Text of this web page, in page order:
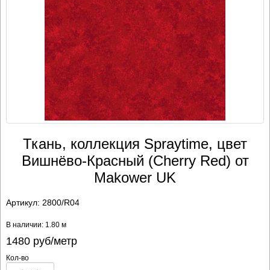
Ткань, коллекция Spraytime, цвет
Вишнёво-Красный (Cherry Red) от
Makower UK
Артикул: 2800/R04
В наличии: 1.80 м
1480руб/метр
Кол-во